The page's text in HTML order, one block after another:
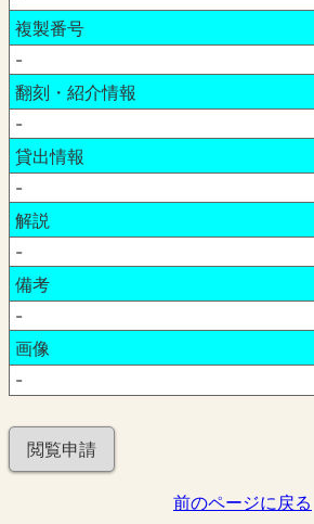
複製番号
-
翻刻・紹介情報
-
貸出情報
-
解説
-
備考
-
画像
-
閲覧申請
前のページに戻る